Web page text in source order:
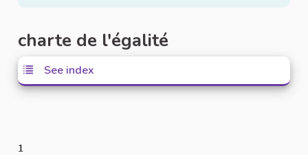
charte de l'égalité
See index
1